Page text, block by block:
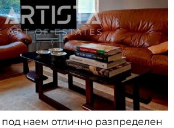
под наем отлично разпределен